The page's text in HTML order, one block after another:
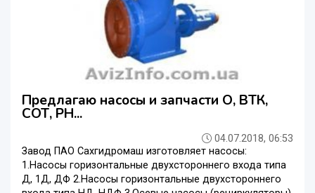
Предлагаю насосы и запчасти О, ВТК,
СОТ, РН...
04.07.2018, 06:53
Завод ПАО Сахгидромаш изготовляет насосы:
1.Насосы горизонтальные двухстороннего входа типа
Д, 1Д, ДФ 2.Насосы горизонтальные двухстороннего